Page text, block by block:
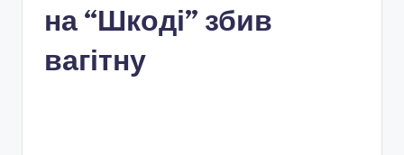
на “Шкоді” збив
вагітну